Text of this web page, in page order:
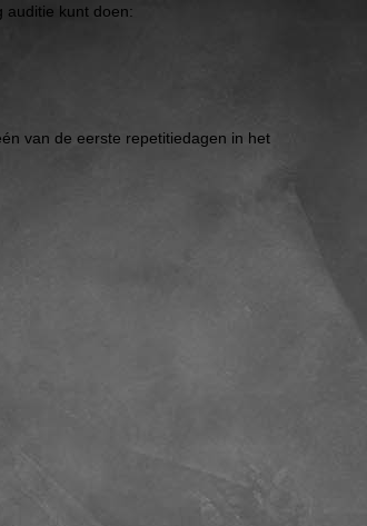
auditie kunt doen:
van de eerste repetitiedagen in het